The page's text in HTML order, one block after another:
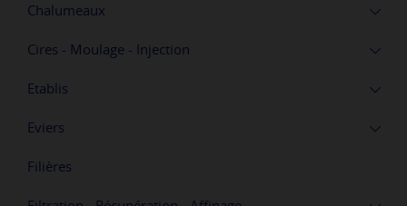
Chalumeaux
Cires - Moulage - Injection
Etablis
Eviers
Filières